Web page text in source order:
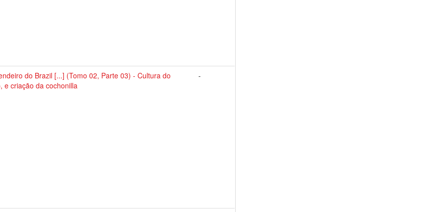
do Brazil [...] (Tomo 02, Parte 03) - Cultura do
e criação da cochonilla
-